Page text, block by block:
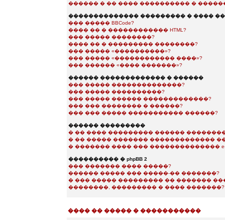
������ � �� ���� ���������� �
�������������� ��������� � ����
��� ����� BBCode?
���� �� � ������������ HTML?
��� ����� ��������?
���� �� � ��������� ��������?
��� ����� «����������»?
��� ����� «������������ ����»?
��� ������ «���� �������»?
������ ������������� � ������
��� ����� ��������������?
��� ����� ����������?
��� ����� ������ �������������?
��� ��� �������� � ������?
��� ��� ����� ����������� ������?
������ ���������
� �� ���� ��������� ������
� �� ����� ������� �������������
� ������� ���� ��� ��������������
���������� � phpBB 2
��� ������� ���� �����?
������ ����� ��� �����-�� �������?
� ��� ����� ��������� �� �������
��������, ��������� � ���� �������?
���� �� ����� � �����������